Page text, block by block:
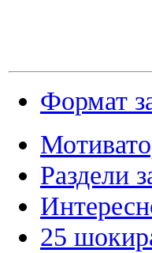
Формат
Раздели
25